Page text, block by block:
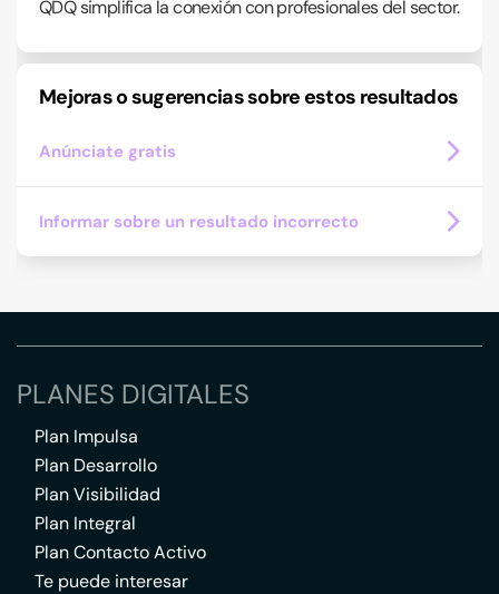
QDQ simplifica la conexión con profesionales del sector.
Mejoras o sugerencias sobre estos resultados
Anúnciate gratis
Informar sobre un resultado incorrecto
PLANES DIGITALES
Plan Impulsa
Plan Desarrollo
Plan Visibilidad
Plan Integral
Plan Contacto Activo
Te puede interesar